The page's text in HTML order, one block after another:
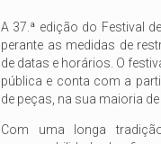
A 37.ª edição do Festival
perante as medidas de
de datas e horários. O
pública e conta com a
de peças, na sua maioria de
Com uma longa